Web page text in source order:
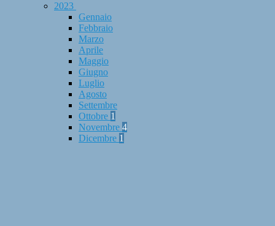
2023
Gennaio
Febbraio
Marzo
Aprile
Maggio
Giugno
Luglio
Agosto
Settembre
Ottobre 1
Novembre 4
Dicembre 1